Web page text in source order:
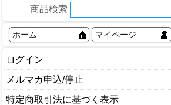
商品検索
ホーム マイページ
ログイン
メルマガ申込/停止
特定商取引法に基づく表示